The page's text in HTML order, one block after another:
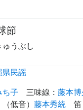
節
ゅうぶし
県民謡
ち子
三味線 ： 藤本博
（低音） 藤本秀統 笛